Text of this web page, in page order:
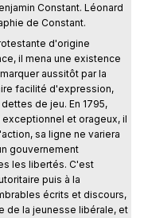
Constant. Léonard
de Constant.
d'origine
il mena une existence
aussitôt par la
facilité d'expression,
de jeu. En 1795,
et orageux, il
sa ligne ne variera
gouvernement
les libertés. C'est
puis à la
écrits et discours,
de la jeunesse libérale, et